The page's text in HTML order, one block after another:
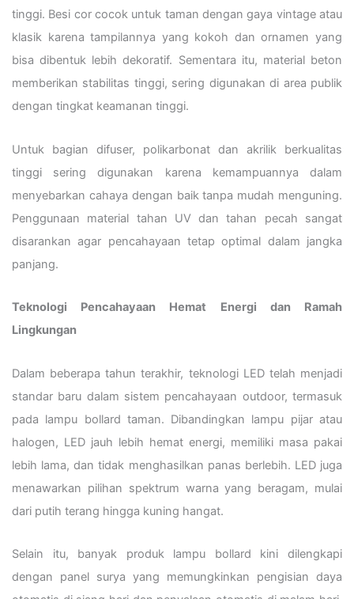
tinggi. Besi cor cocok untuk taman dengan gaya vintage atau
klasik karena tampilannya yang kokoh dan ornamen yang
bisa dibentuk lebih dekoratif. Sementara itu, material beton
memberikan stabilitas tinggi, sering digunakan di area publik
dengan tingkat keamanan tinggi.
Untuk bagian difuser, polikarbonat dan akrilik berkualitas
tinggi sering digunakan karena kemampuannya dalam
menyebarkan cahaya dengan baik tanpa mudah menguning.
Penggunaan material tahan UV dan tahan pecah sangat
disarankan agar pencahayaan tetap optimal dalam jangka
panjang.
Teknologi Pencahayaan Hemat Energi dan Ramah
Lingkungan
Dalam beberapa tahun terakhir, teknologi LED telah menjadi
standar baru dalam sistem pencahayaan outdoor, termasuk
pada lampu bollard taman. Dibandingkan lampu pijar atau
halogen, LED jauh lebih hemat energi, memiliki masa pakai
lebih lama, dan tidak menghasilkan panas berlebih. LED juga
menawarkan pilihan spektrum warna yang beragam, mulai
dari putih terang hingga kuning hangat.
Selain itu, banyak produk lampu bollard kini dilengkapi
dengan panel surya yang memungkinkan pengisian daya